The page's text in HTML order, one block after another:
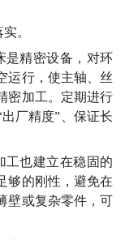
。
是精密设备，对环
运行，使主轴、丝
密加工。定期进行
厂精度”、保证长
工也建立在稳固的
够的刚性，避免在
壁或复杂零件，可